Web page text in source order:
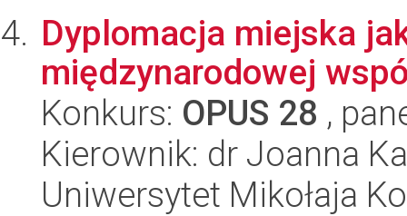
Dyplomacja miejska
międzynarodowej
Konkurs: OPUS 28 ,
Kierownik: dr Joanna
Uniwersytet Mikołaja